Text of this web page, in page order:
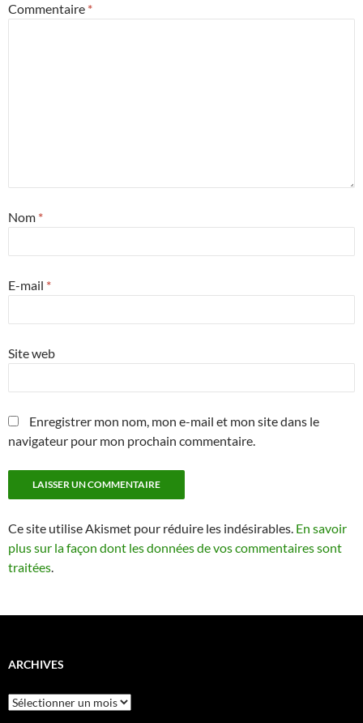
Commentaire *
Nom *
E-mail *
Site web
Enregistrer mon nom, mon e-mail et mon site dans le
navigateur pour mon prochain commentaire.
Ce site utilise Akismet pour réduire les indésirables. En savoir
plus sur la façon dont les données de vos commentaires sont
traitées.
ARCHIVES
Archives